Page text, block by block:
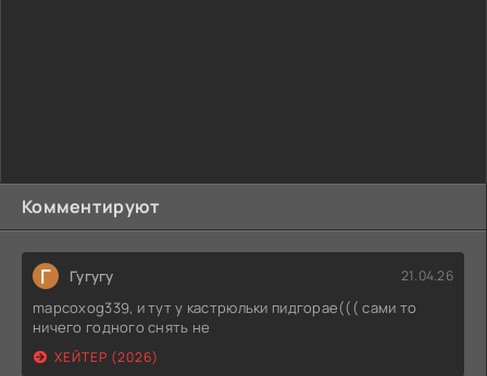
Комментируют
Г Гугугу 21.04.26
mapcoxog339, и тут у кастрюльки пидгорае((( сами то
ничего годного снять не
ХЕЙТЕР (2026)